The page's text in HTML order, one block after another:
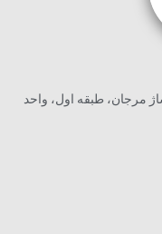
مرجان، طبقه اول، واحد